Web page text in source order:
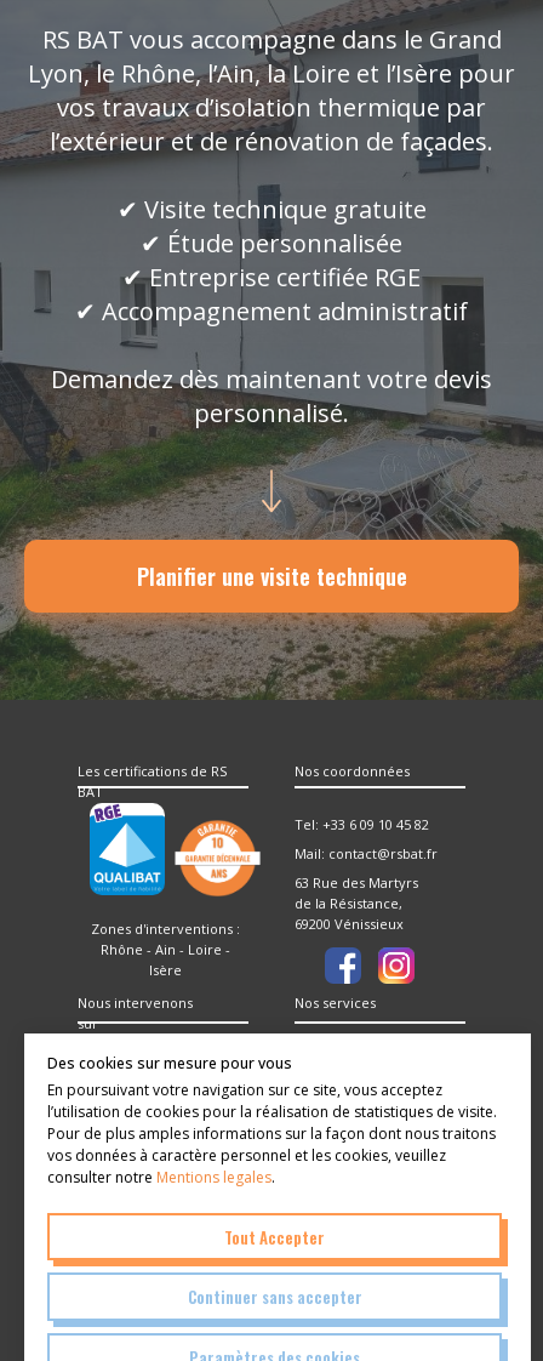
RS BAT vous accompagne dans le Grand
Lyon, le Rhône, l’Ain, la Loire et l’Isère pour
vos travaux d’isolation thermique par
l’extérieur et de rénovation de façades.
✔ Visite technique gratuite
✔ Étude personnalisée
✔ Entreprise certifiée RGE
✔ Accompagnement administratif
Demandez dès maintenant votre devis
personnalisé.
Planifier une visite technique
Givors
Brignais
Saint-Genis-Laval
Chaponost
Oullins-Pierre-
Bénite
63 Rue des Martyrs
de la Résistance,
69200 Vénissieux
Zones d'interventions :
Rhône - Ain - Loire -
Isère
Tel: +33 6 09 10 45 82
Mail: contact@rsbat.fr
Nos coordonnées
Ravalement des façades
Installation
d'échafaudages
Traitement de
Nous intervenons
sur
Nos services
Les certifications de RS
BAT
Des cookies sur mesure pour vous
En poursuivant votre navigation sur ce site, vous acceptez
l’utilisation de cookies pour la réalisation de statistiques de visite.
Pour de plus amples informations sur la façon dont nous traitons
vos données à caractère personnel et les cookies, veuillez
consulter notre Mentions legales.
Tout Accepter
Continuer sans accepter